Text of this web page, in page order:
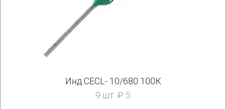
Инд.CECL- 10/680 100K
9 шт. ₽ 5